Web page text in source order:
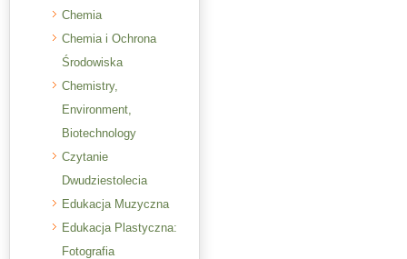
Chemia
Chemia i Ochrona
Środowiska
Chemistry,
Environment,
Biotechnology
Czytanie
Dwudziestolecia
Edukacja Muzyczna
Edukacja Plastyczna:
Fotografia